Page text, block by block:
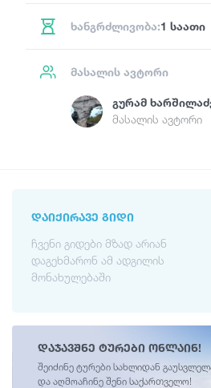
ხანგრძლივობა:1 საათი
მასალის ავტორი
Გურამ
მასალის ავტორი
ᲓᲐᲘᲥᲘᲠᲐᲕᲔ ᲒᲘᲓᲘ
ჩვენი გიდები მზად არიან
დაგეხმარონ ამ ადგილის
მონახულებაში
დაჯავშნე ტურები ონლაინ!
შეიძინე ტურები სახლიდან
და აღმოაჩინე შენი საქართველო!